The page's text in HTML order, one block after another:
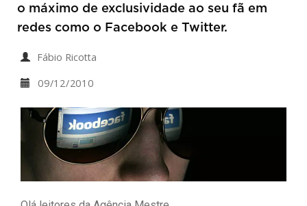
o máximo de exclusividade ao seu fã em
redes como o Facebook e Twitter.
Fábio Ricotta
09/12/2010